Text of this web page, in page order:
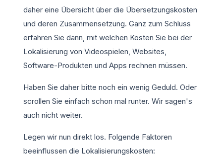
daher eine Übersicht über die Übersetzungskosten
und deren Zusammensetzung. Ganz zum Schluss
erfahren Sie dann, mit welchen Kosten Sie bei der
Lokalisierung von Videospielen, Websites,
Software-Produkten und Apps rechnen müssen.
Haben Sie daher bitte noch ein wenig Geduld. Oder
scrollen Sie einfach schon mal runter. Wir sagen's
auch nicht weiter.
Legen wir nun direkt los. Folgende Faktoren
beeinflussen die Lokalisierungskosten: